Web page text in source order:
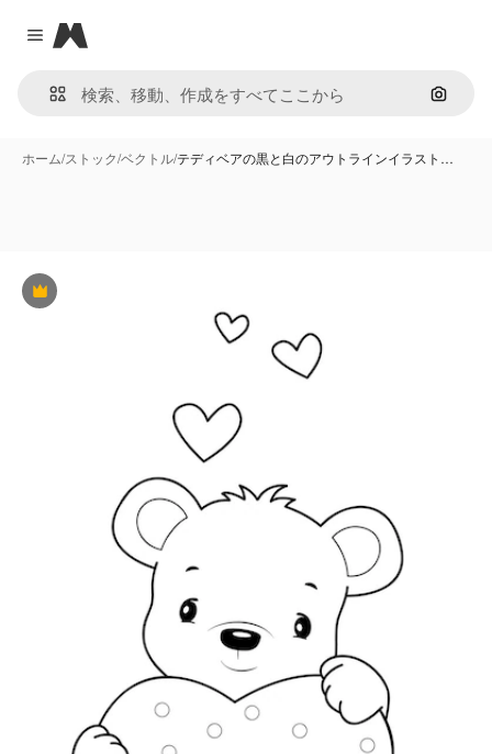
Close menu
Magnific
画像で
ホーム/ストック/ベクトル/テディベアの黒と白のアウトラインイラスト…
Premium